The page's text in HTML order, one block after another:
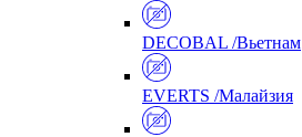
DECOBAL /Вьетнам
EVERTS /Малайзия